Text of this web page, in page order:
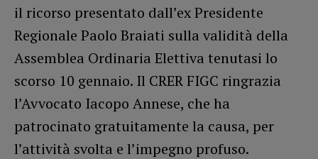
il ricorso presentato dall’ex Presidente
Regionale Paolo Braiati sulla validità della
Assemblea Ordinaria Elettiva tenutasi lo
scorso 10 gennaio. Il CRER FIGC ringrazia
l’Avvocato Iacopo Annese, che ha
patrocinato gratuitamente la causa, per
l’attività svolta e l’impegno profuso.